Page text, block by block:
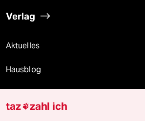
Verlag
Aktuelles
Hausblog
taz zahl ich